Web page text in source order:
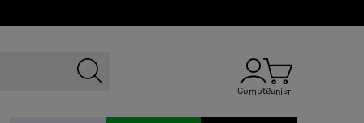
ComptePanier